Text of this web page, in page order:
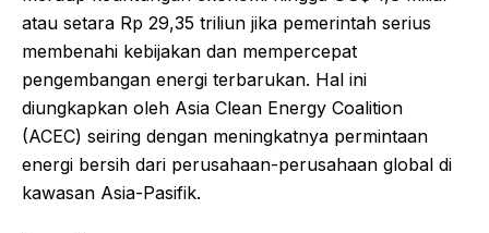
atau setara Rp 29,35 triliun jika pemerintah serius
membenahi kebijakan dan mempercepat
pengembangan energi terbarukan. Hal ini
diungkapkan oleh Asia Clean Energy Coalition
(ACEC) seiring dengan meningkatnya permintaan
energi bersih dari perusahaan-perusahaan global di
kawasan Asia-Pasifik.